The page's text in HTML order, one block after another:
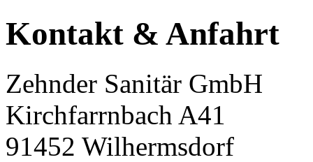
Kontakt & Anfahrt
Zehnder Sanitär GmbH
Kirchfarrnbach A41
91452 Wilhermsdorf